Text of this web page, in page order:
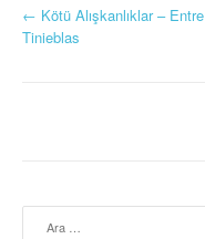
Y
← Kötü Alışkanlıklar – Entre
Tinieblas